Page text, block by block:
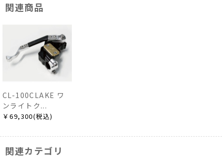
関連商品
CL-100CLAKE ワ
ンライトク...
￥69,300(税込)
関連カテゴリ